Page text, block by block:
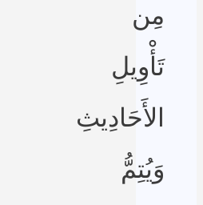
مِن
تَأْوِيلِ
الأَحَادِيثِ
وَيُتِمُّ